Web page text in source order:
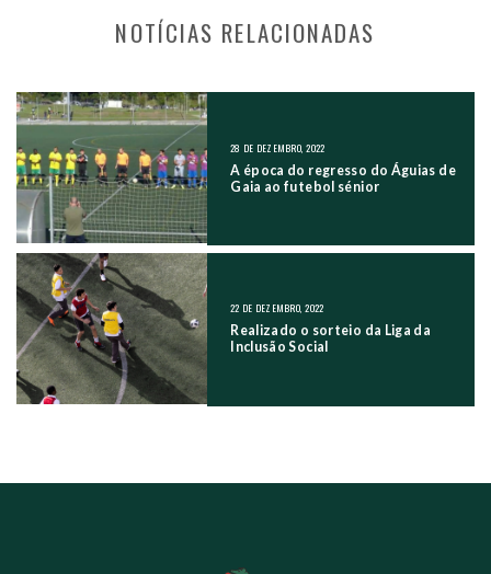
NOTÍCIAS RELACIONADAS
NAVEGAÇÃO NOS POSTS
28 DE DEZEMBRO, 2022
A época do regresso do Águias de
Gaia ao futebol sénior
22 DE DEZEMBRO, 2022
Realizado o sorteio da Liga da
Inclusão Social